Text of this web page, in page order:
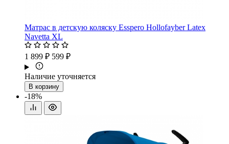
Матрас в детскую коляску Esspero Hollofayber Latex
Navetta XL
1 899 ₽ 599 ₽
Наличие уточняется
В корзину
-18%